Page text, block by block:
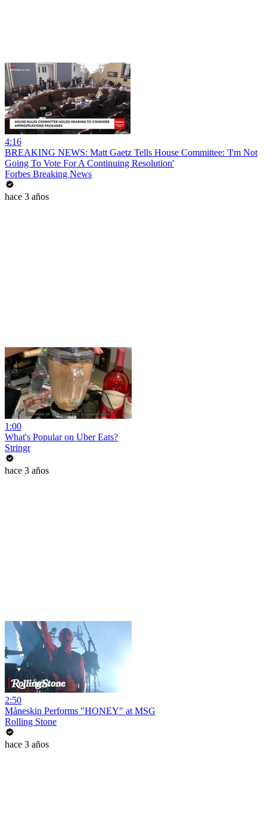
4:16
BREAKING NEWS: Matt Gaetz Tells House Committee: 'I'm Not
Going To Vote For A Continuing Resolution'
Forbes Breaking News
hace 3 años
1:00
What's Popular on Uber Eats?
Stringr
hace 3 años
2:50
Måneskin Performs "HONEY" at MSG
Rolling Stone
hace 3 años